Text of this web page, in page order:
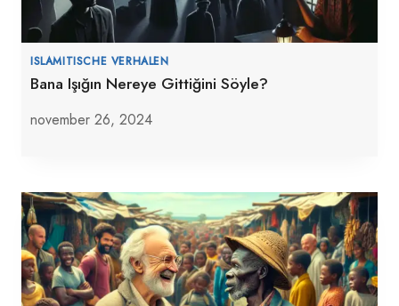
ISLAMITISCHE VERHALEN
Bana Işığın Nereye Gittiğini Söyle?
november 26, 2024